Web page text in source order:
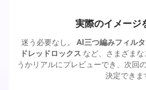
実際のイメージ
迷う必要なし。 AI三つ編みフィル
ドレッドロックス など、さまざま
うかリアルにプレビューでき、次回
決定できま